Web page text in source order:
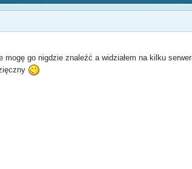
go nigdzie znaleźć a widziałem na kilku